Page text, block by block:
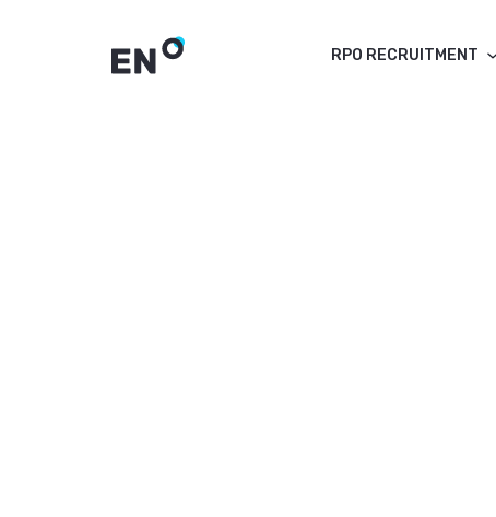
RPO RECRUITMENT